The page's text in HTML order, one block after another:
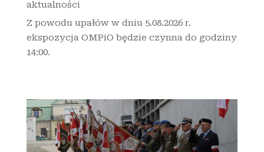
aktualności
Z powodu upałów w dniu 5.08.2026 r.
ekspozycja OMPiO będzie czynna do godziny
14:00.